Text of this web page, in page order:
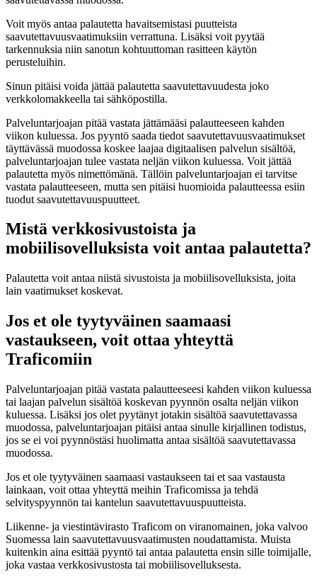
Voit myös antaa palautetta havaitsemistasi puutteista
saavutettavuusvaatimuksiin verrattuna. Lisäksi voit pyytää
tarkennuksia niin sanotun kohtuuttoman rasitteen käytön
perusteluihin.
Sinun pitäisi voida jättää palautetta saavutettavuudesta joko
verkkolomakkeella tai sähköpostilla.
Palveluntarjoajan pitää vastata jättämääsi palautteeseen kahden
viikon kuluessa. Jos pyyntö saada tiedot saavutettavuusvaatimukset
täyttävässä muodossa koskee laajaa digitaalisen palvelun sisältöä,
palveluntarjoajan tulee vastata neljän viikon kuluessa. Voit jättää
palautetta myös nimettömänä. Tällöin palveluntarjoajan ei tarvitse
vastata palautteeseen, mutta sen pitäisi huomioida palautteessa esiin
tuodut saavutettavuuspuutteet.
Mistä verkkosivustoista ja
mobiilisovelluksista voit antaa palautetta?
Palautetta voit antaa niistä sivustoista ja mobiilisovelluksista, joita
lain vaatimukset koskevat.
Jos et ole tyytyväinen saamaasi
vastaukseen, voit ottaa yhteyttä
Traficomiin
Palveluntarjoajan pitää vastata palautteeseesi kahden viikon kuluessa
tai laajan palvelun sisältöä koskevan pyynnön osalta neljän viikon
kuluessa. Lisäksi jos olet pyytänyt jotakin sisältöä saavutettavassa
muodossa, palveluntarjoajan pitäisi antaa sinulle kirjallinen todistus,
jos se ei voi pyynnöstäsi huolimatta antaa sisältöä saavutettavassa
muodossa.
Jos et ole tyytyväinen saamaasi vastaukseen tai et saa vastausta
lainkaan, voit ottaa yhteyttä meihin Traficomissa ja tehdä
selvityspyynnön tai kantelun saavutettavuuspuutteista.
Liikenne- ja viestintävirasto Traficom on viranomainen, joka valvoo
Suomessa lain saavutettavuusvaatimusten noudattamista. Muista
kuitenkin aina esittää pyyntö tai antaa palautetta ensin sille toimijalle,
joka vastaa verkkosivustosta tai mobiilisovelluksesta.